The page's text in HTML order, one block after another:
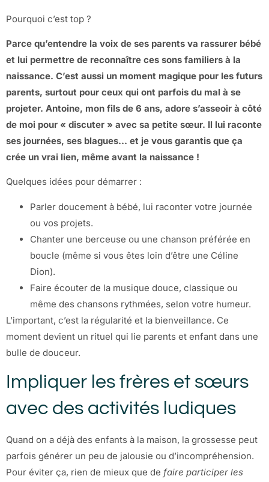
Pourquoi c’est top ?
Parce qu’entendre la voix de ses parents va rassurer bébé
et lui permettre de reconnaître ces sons familiers à la
naissance. C’est aussi un moment magique pour les futurs
parents, surtout pour ceux qui ont parfois du mal à se
projeter. Antoine, mon fils de 6 ans, adore s’asseoir à côté
de moi pour « discuter » avec sa petite sœur. Il lui raconte
ses journées, ses blagues… et je vous garantis que ça
crée un vrai lien, même avant la naissance !
Quelques idées pour démarrer :
Parler doucement à bébé, lui raconter votre journée
ou vos projets.
Chanter une berceuse ou une chanson préférée en
boucle (même si vous êtes loin d’être une Céline
Dion).
Faire écouter de la musique douce, classique ou
même des chansons rythmées, selon votre humeur.
L’important, c’est la régularité et la bienveillance. Ce
moment devient un rituel qui lie parents et enfant dans une
bulle de douceur.
Impliquer les frères et sœurs
avec des activités ludiques
Quand on a déjà des enfants à la maison, la grossesse peut
parfois générer un peu de jalousie ou d’incompréhension.
Pour éviter ça, rien de mieux que de faire participer les